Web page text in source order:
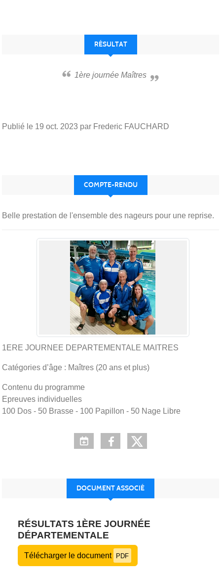
RÉSULTAT
1ère journée Maîtres
Publié le 19 oct. 2023 par Frederic FAUCHARD
COMPTE-RENDU
Belle prestation de l'ensemble des nageurs pour une reprise.
1ERE JOURNEE DEPARTEMENTALE MAITRES
Catégories d’âge : Maîtres (20 ans et plus)
Contenu du programme
Epreuves individuelles
100 Dos - 50 Brasse - 100 Papillon - 50 Nage Libre
DOCUMENT ASSOCIÉ
RÉSULTATS 1ÈRE JOURNÉE
DÉPARTEMENTALE
Télécharger le document PDF